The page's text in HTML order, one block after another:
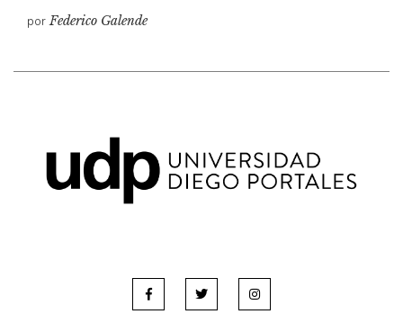
porFederico Galende